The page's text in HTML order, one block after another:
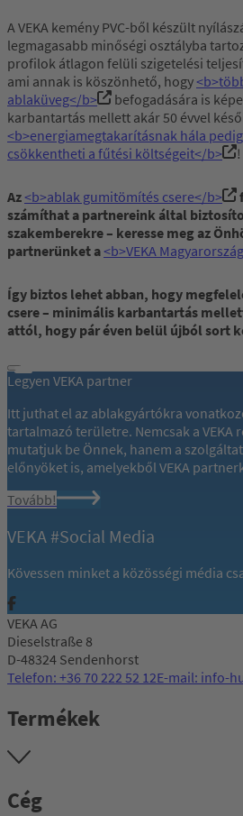
A VEKA kemény PVC-ből készült
legmagasabb minőségi osztályba
profilok átlagon felüli szigetelési
ami annak is köszönhető, hogy
ablaküveg</b>
befogadására is
karbantartás mellett akár 50 évvel
<b>energiamegtakarításnak hála
csökkentheti a fűtési költségeit</b>
!
Az <b>ablak gumitömítés csere</b>
számíthat a partnereink által
szakemberekre – keresse meg az
partnerünket a <b>VEKA
Így biztos lehet abban, hogy
csere – minimális karbantartás
attól, hogy pár éven belül újból sort
Legyen VEKA partner
Itt juthat el az ablakgyártókra
tartalmazó területre. Nemcsak a VEKA
mutatjuk be Önnek, hanem a
előnyöket is, amelyekből VEKA
Tovább!
VEKA #Social Media
Kövessen minket a közösségi média
VEKA AG
Dieselstraße 8
D-48324 Sendenhorst
Telefon: +36 70 222 52 12E-mail: info-
Termékek
Cég